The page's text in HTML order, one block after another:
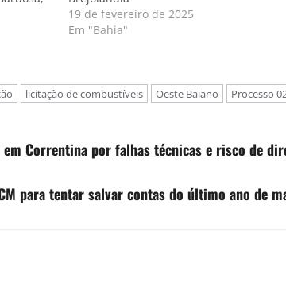
19 de fevereiro de 2025
Em "Bahia"
licitação de combustíveis Oeste Baiano Processo
Correntina por falhas técnicas e risco de
para tentar salvar contas do último ano de